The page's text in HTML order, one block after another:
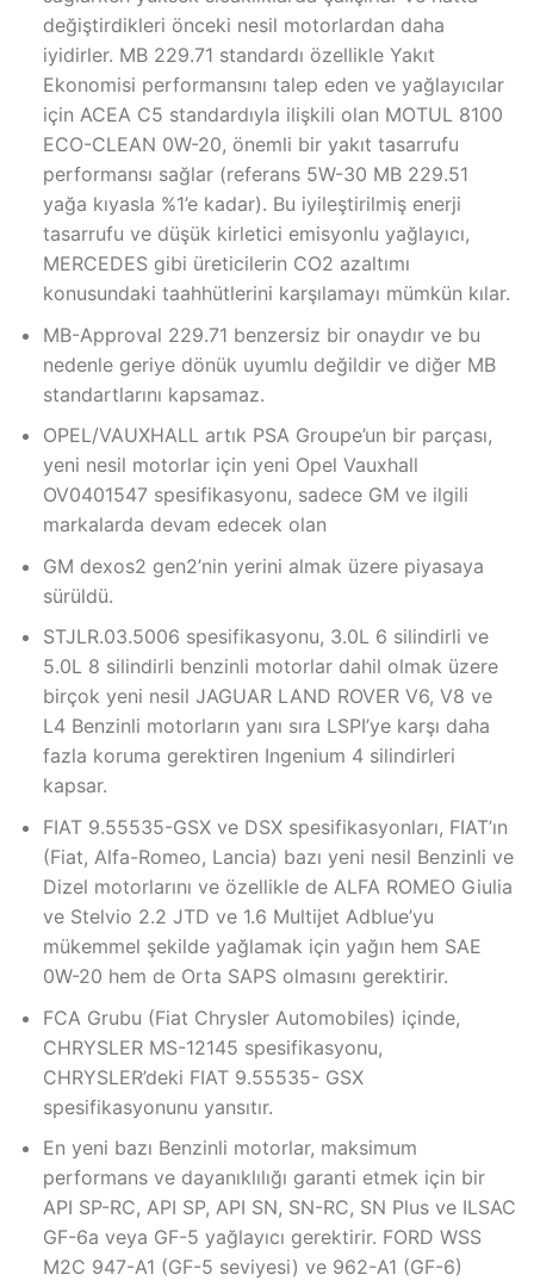
değiştirdikleri önceki nesil motorlardan daha
iyidirler. MB 229.71 standardı özellikle Yakıt
Ekonomisi performansını talep eden ve yağlayıcılar
için ACEA C5 standardıyla ilişkili olan MOTUL 8100
ECO-CLEAN 0W-20, önemli bir yakıt tasarrufu
performansı sağlar (referans 5W-30 MB 229.51
yağa kıyasla %1’e kadar). Bu iyileştirilmiş enerji
tasarrufu ve düşük kirletici emisyonlu yağlayıcı,
MERCEDES gibi üreticilerin CO2 azaltımı
konusundaki taahhütlerini karşılamayı mümkün kılar.
MB-Approval 229.71 benzersiz bir onaydır ve bu
nedenle geriye dönük uyumlu değildir ve diğer MB
standartlarını kapsamaz.
OPEL/VAUXHALL artık PSA Groupe’un bir parçası,
yeni nesil motorlar için yeni Opel Vauxhall
OV0401547 spesifikasyonu, sadece GM ve ilgili
markalarda devam edecek olan
GM dexos2 gen2’nin yerini almak üzere piyasaya
sürüldü.
STJLR.03.5006 spesifikasyonu, 3.0L 6 silindirli ve
5.0L 8 silindirli benzinli motorlar dahil olmak üzere
birçok yeni nesil JAGUAR LAND ROVER V6, V8 ve
L4 Benzinli motorların yanı sıra LSPI’ye karşı daha
fazla koruma gerektiren Ingenium 4 silindirleri
kapsar.
FIAT 9.55535-GSX ve DSX spesifikasyonları, FIAT’ın
(Fiat, Alfa-Romeo, Lancia) bazı yeni nesil Benzinli ve
Dizel motorlarını ve özellikle de ALFA ROMEO Giulia
ve Stelvio 2.2 JTD ve 1.6 Multijet Adblue’yu
mükemmel şekilde yağlamak için yağın hem SAE
0W-20 hem de Orta SAPS olmasını gerektirir.
FCA Grubu (Fiat Chrysler Automobiles) içinde,
CHRYSLER MS-12145 spesifikasyonu,
CHRYSLER’deki FIAT 9.55535- GSX
spesifikasyonunu yansıtır.
En yeni bazı Benzinli motorlar, maksimum
performans ve dayanıklılığı garanti etmek için bir
API SP-RC, API SP, API SN, SN-RC, SN Plus ve ILSAC
GF-6a veya GF-5 yağlayıcı gerektirir. FORD WSS
M2C 947-A1 (GF-5 seviyesi) ve 962-A1 (GF-6)